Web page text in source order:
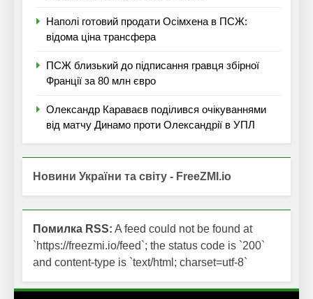
Наполі готовий продати Осімхена в ПСЖ:
відома ціна трансфера
ПСЖ близький до підписання гравця збірної
Франції за 80 млн євро
Олександр Караваєв поділився очікуваннями
від матчу Динамо проти Олександрії в УПЛ
Новини України та світу - FreeZMI.io
Помилка RSS: A feed could not be found at
`https://freezmi.io/feed`; the status code is `200`
and content-type is `text/html; charset=utf-8`